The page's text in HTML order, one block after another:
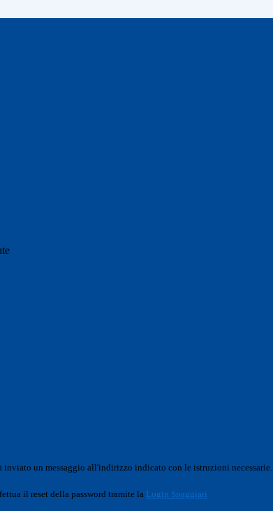
inviato un messaggio all'indirizzo indicato con le istruzioni necessarie.
il reset della password tramite la Login Spaggiari